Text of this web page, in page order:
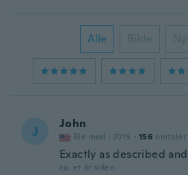
Alle Bilde
J John
Ble med i 2015 · 156 omtaler
Exactly as described
ca. et år siden